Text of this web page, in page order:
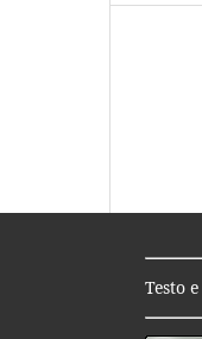
Testo